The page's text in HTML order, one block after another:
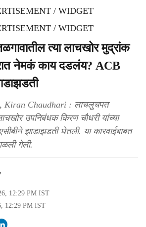
/ WIDGET
/ WIDGET
त्या लाचखोर मुद्रांक
नेमकं काय दडलंय? ACB
Kiran Chaudhari : लाचलुचपत
उपनिबंधक किरण चौधरी यांच्या
झाडाझडती घेतली. या कारवाईबाबत
गेली.
12:29 PM IST
12:29 PM IST